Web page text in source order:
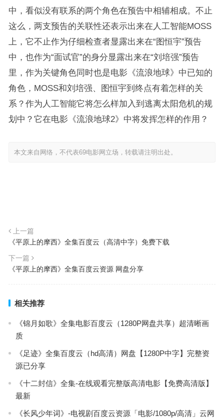
中，看似没有联系的两个角色在预告中相辅相成。不止
这么，两支预告的关联性还表示出来在人工智能MOSS
上，它不止作为仔细检查者显露出来在“图恒宇”预告
中，也作为“面试官”的身分显露出来在“刘培强”预告
里，作为关键角色同时也是电影《流浪地球》中已知的
角色，MOSS和刘培强、图恒宇到终点有着怎样的关
系？作为人工智能它将怎么样加入到逃离太阳危机的规
划中？它在电影《流浪地球2》中将发挥怎样的作用？
本文来自网络，不代表69电影网立场，转载请注明出处。
上一篇
《平原上的摩西》全集百度云（高清中字）免费下载
下一篇
《平原上的摩西》全集百度云资源 网盘分享
相关推荐
《锦月如歌》全集电影百度云（1280P网盘共享）超清晰画
质
《足迹》全集百度云（hd高清）网盘【1280P中字】完整资
源已分享
《十二封信》全集-在线观看完整版高清电影【免费高清版】
最新
《长风少年词》-电视剧百度云资源「电影/1080p/高清」云网